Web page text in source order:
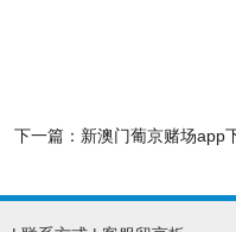
下一篇： 新澳门葡京赌场app